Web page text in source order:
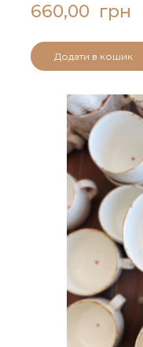
660,00  грн
Додати в кошик